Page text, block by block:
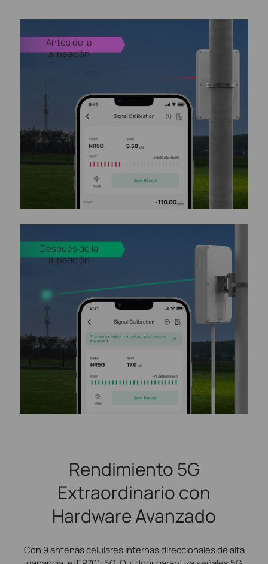
Antes de la
alineación
Después de la
alineación
Rendimiento 5G
Extraordinario con
Hardware Avanzado
Con 9 antenas celulares internas direccionales de alta